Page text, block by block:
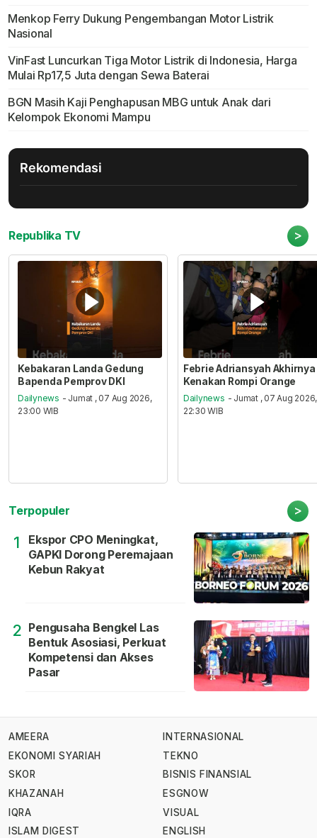
Menkop Ferry Dukung Pengembangan Motor Listrik
Nasional
VinFast Luncurkan Tiga Motor Listrik di Indonesia, Harga
Mulai Rp17,5 Juta dengan Sewa Baterai
BGN Masih Kaji Penghapusan MBG untuk Anak dari
Kelompok Ekonomi Mampu
Rekomendasi
Republika TV >
Kebakaran Landa Gedung
Bapenda Pemprov DKI
Dailynews - Jumat , 07 Aug 2026,
23:00 WIB
Febrie Adriansyah Akhirnya
Kenakan Rompi Orange
Dailynews - Jumat , 07 Aug 2026,
22:30 WIB
Terpopuler >
1
Ekspor CPO Meningkat,
GAPKI Dorong Peremajaan
Kebun Rakyat
2 Pengusaha Bengkel Las
Bentuk Asosiasi, Perkuat
Kompetensi dan Akses
Pasar
AMEERA
EKONOMI SYARIAH
SKOR
KHAZANAH
IQRA
ISLAM DIGEST
INTERNASIONAL
TEKNO
BISNIS FINANSIAL
ESGNOW
VISUAL
ENGLISH